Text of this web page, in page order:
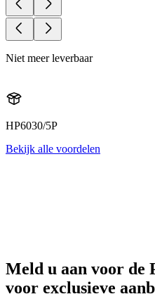
Niet meer leverbaar
HP6030/5P
Bekijk alle voordelen
Meld u aan voor de
voor exclusieve